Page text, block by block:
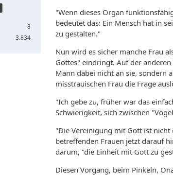
8
3.834
"Wenn dieses Organ
bedeutet das: Ein Mensch hat in
zu gestalten."
Nun wird es sicher manche Frau
Gottes" eindringt. Auf der
Mann dabei nicht an sie, sondern
misstrauischen Frau die Frage
"Ich gebe zu, früher war das
Schwierigkeit, sich zwischen
"Die Vereinigung mit Gott ist nicht
betreffenden Frauen jetzt darauf
darum, "die Einheit mit Gott zu
Diesen Vorgang, beim Pinkeln,